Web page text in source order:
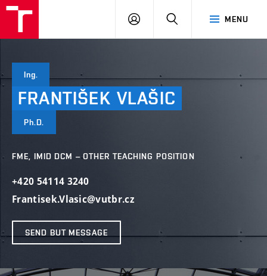
MENU
LOG
SEARCH
Ing.
FRANTIŠEK VLAŠIC
Ph.D.
FME, IMID DCM – OTHER TEACHING POSITION
+420 54114 3240
Frantisek.Vlasic@vutbr.cz
SEND BUT MESSAGE